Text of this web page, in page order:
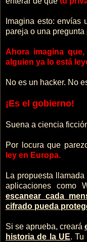
Imagina esto: envías
pareja o una
Ahora imagina
alguien ya lo está
No es un hacker. No
¡Es el gobierno!
Suena a ciencia
Por locura que
ley en Europa.
La propuesta llamada
aplicaciones como
escanear cada
cifrado pueda
Si se aprueba, creará
historia de la UE. Tu